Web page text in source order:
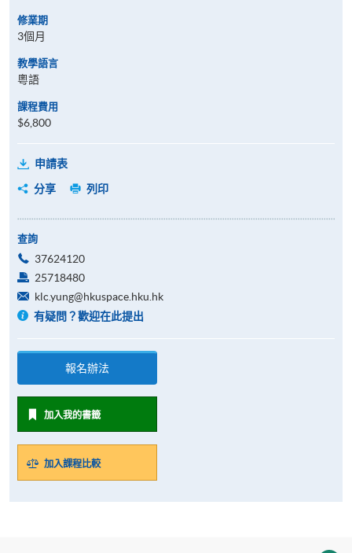
修業期
3個月
教學語言
粵語
課程費用
$6,800
申請表
分享
列印
查詢
37624120
25718480
klc.yung@hkuspace.hku.hk
有疑問？歡迎在此提出
報名辦法
加入我的書籤
加入課程比較